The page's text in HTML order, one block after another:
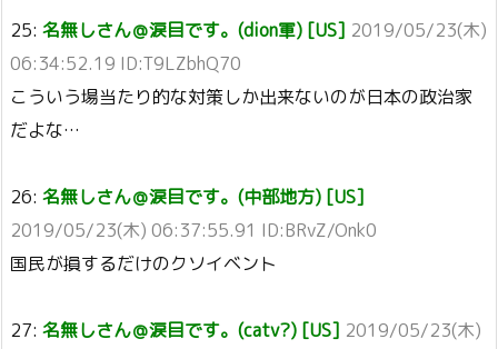
25: 名無しさん＠涙目です。(dion軍) [US] 2019/05/23(木)
06:34:52.19 ID:T9LZbhQ70
こういう場当たり的な対策しか出来ないのが日本の政治家
だよな…
26: 名無しさん＠涙目です。(中部地方) [US]
2019/05/23(木) 06:37:55.91 ID:BRvZ/Onk0
国民が損するだけのクソイベント
27: 名無しさん＠涙目です。(catv?) [US] 2019/05/23(木)